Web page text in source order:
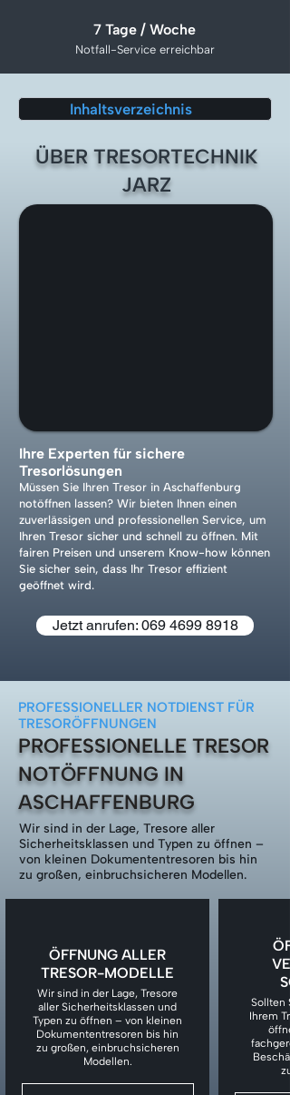
7 Tage / Woche
Notfall-Service erreichbar
Inhaltsverzeichnis
ÜBER TRESORTECHNIK
JARZ
Ihre Experten für sichere
Tresorlösungen
Müssen Sie Ihren Tresor in Aschaffenburg
notöffnen lassen? Wir bieten Ihnen einen
zuverlässigen und professionellen Service, um
Ihren Tresor sicher und schnell zu öffnen. Mit
fairen Preisen und unserem Know-how können
Sie sicher sein, dass Ihr Tresor effizient
geöffnet wird.
Jetzt anrufen: 069 4699 8918
PROFESSIONELLER NOTDIENST FÜR
TRESORÖFFNUNGEN
PROFESSIONELLE TRESOR
NOTÖFFNUNG IN
ASCHAFFENBURG
Wir sind in der Lage, Tresore aller
Sicherheitsklassen und Typen zu öffnen –
von kleinen Dokumententresoren bis hin
zu großen, einbruchsicheren Modellen.
ÖFFNUNG ALLER
TRESOR-MODELLE
Wir sind in der Lage, Tresore
aller Sicherheitsklassen und
Typen zu öffnen – von kleinen
Dokumententresoren bis hin
zu großen, einbruchsicheren
Modellen.
Sollten
Ihrem